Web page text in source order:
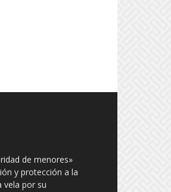
de menores»
y protección a la
vela por su